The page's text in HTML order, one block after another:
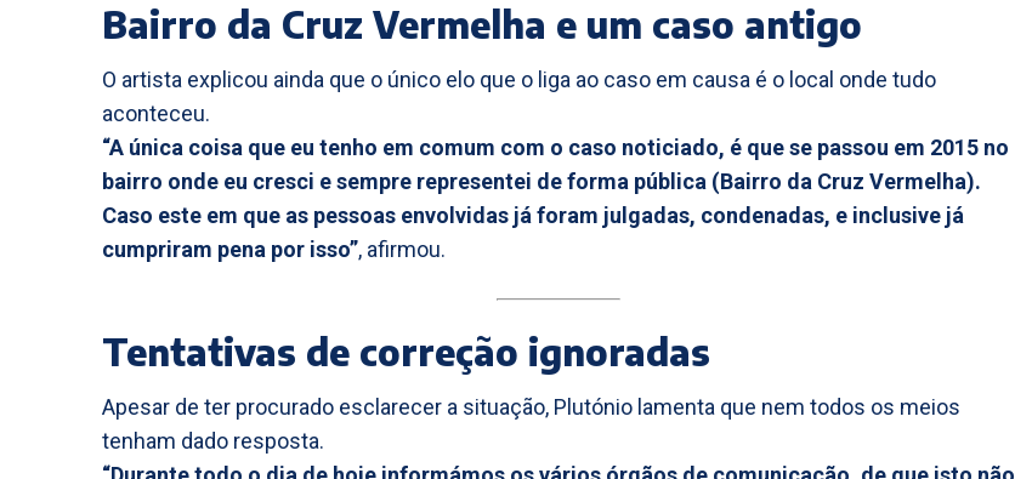
Bairro da Cruz Vermelha e um caso antigo
O artista explicou ainda que o único elo que o liga ao caso em causa é o local onde tudo
aconteceu.
“A única coisa que eu tenho em comum com o caso noticiado, é que se passou em 2015 no
bairro onde eu cresci e sempre representei de forma pública (Bairro da Cruz Vermelha).
Caso este em que as pessoas envolvidas já foram julgadas, condenadas, e inclusive já
cumpriram pena por isso”, afirmou.
Tentativas de correção ignoradas
Apesar de ter procurado esclarecer a situação, Plutónio lamenta que nem todos os meios
tenham dado resposta.